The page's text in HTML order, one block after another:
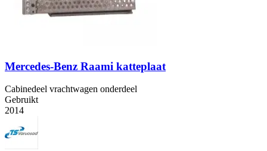
Mercedes-Benz Raami katteplaat
Cabinedeel vrachtwagen onderdeel
Gebruikt
2014